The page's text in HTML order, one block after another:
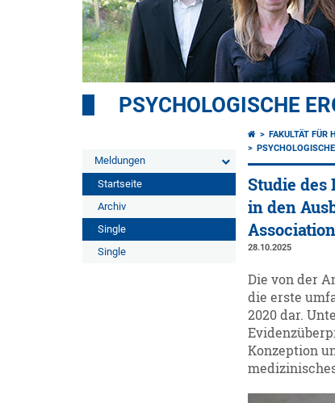
PSYCHOLOGISCHE
Meldungen
Startseite
Archiv
Single
Single
FAKULTÄT FÜR
Studie
in den
28.10.2025
Die von der
die erste
2020 dar.
Konzeption